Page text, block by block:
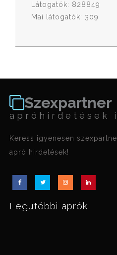
Látogatók: 828849
Mai látogatók: 309
Szexpartner
apróhirdetések
Keress igyenesen
apró hirdetések!
Legutóbbi aprók